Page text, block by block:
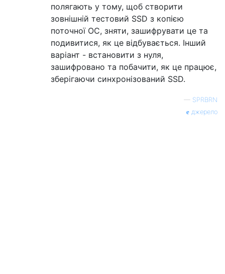
полягають у тому, щоб створити
зовнішній тестовий SSD з копією
поточної ОС, зняти, зашифрувати це та
подивитися, як це відбувається. Інший
варіант - встановити з нуля,
зашифровано та побачити, як це працює,
зберігаючи синхронізований SSD.
— SPRBRN
джерело